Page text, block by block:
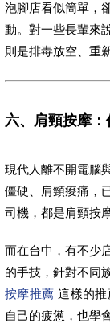
泡腳店看似簡單，
動。對一些長輩來
則是排毒放空、重
六、肩頸按摩
現代人離不開電腦
僵硬、肩頸痠痛，
司機，都是肩頸按
而在台中，有不少
的手技，針對不同
按摩推薦 這樣的
自己的疲憊，也學